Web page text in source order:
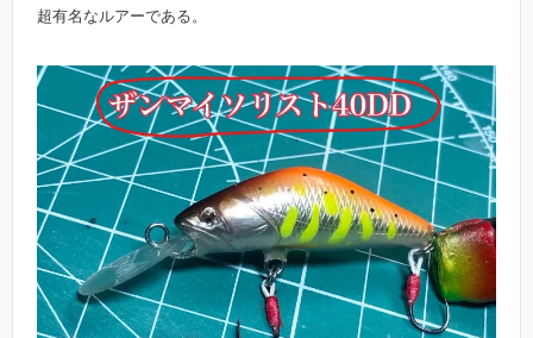
超有名なルアーである。